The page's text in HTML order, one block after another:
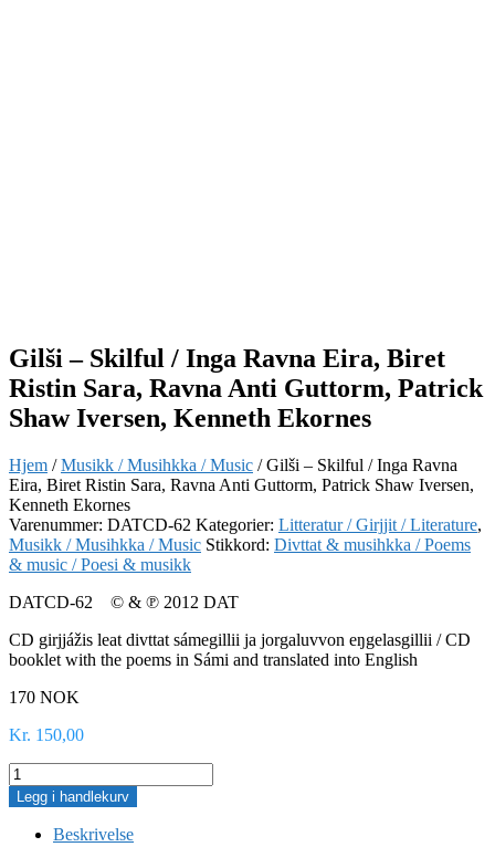
Gilši – Skilful / Inga Ravna Eira, Biret
Ristin Sara, Ravna Anti Guttorm, Patrick
Shaw Iversen, Kenneth Ekornes
Hjem /Musikk / Musihkka / Music / Gilši – Skilful / Inga Ravna
Eira, Biret Ristin Sara, Ravna Anti Guttorm, Patrick Shaw Iversen,
Kenneth Ekornes
Varenummer: DATCD-62 Kategorier: Litteratur / Girjjit / Literature,
Musikk / Musihkka / Music Stikkord: Divttat & musihkka / Poems
& music / Poesi & musikk
DATCD-62 © & ℗ 2012 DAT
CD girjjážis leat divttat sámegillii ja jorgaluvvon eŋgelasgillii / CD
booklet with the poems in Sámi and translated into English
170 NOK
Kr 150,00
Gilši
–
Skilful
Legg i handlekurv
Beskrivelse